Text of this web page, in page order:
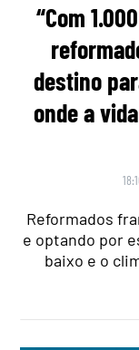
“Com
destino
onde a
Reformados
e optando por
baixo e o